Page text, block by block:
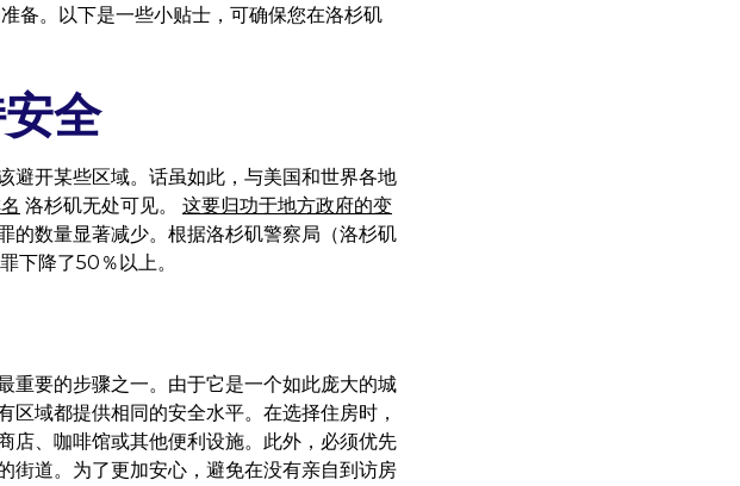
备。以下是一些小贴士，可确保您在洛杉矶
全
避开某些区域。话虽如此，与美国和世界各地
洛杉矶无处可见。 这要归功于地方政府的变
的数量显著减少。根据洛杉矶警察局（洛杉矶
下降了50％以上。
重要的步骤之一。由于它是一个如此庞大的城
域都提供相同的安全水平。在选择住房时，
店、咖啡馆或其他便利设施。此外，必须优先
街道。为了更加安心，避免在没有亲自到访房